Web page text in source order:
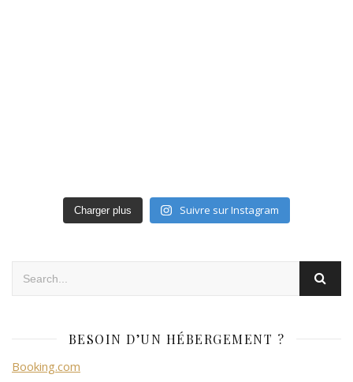
Charger plus Suivre sur Instagram
BESOIN D’UN HÉBERGEMENT ?
Booking.com